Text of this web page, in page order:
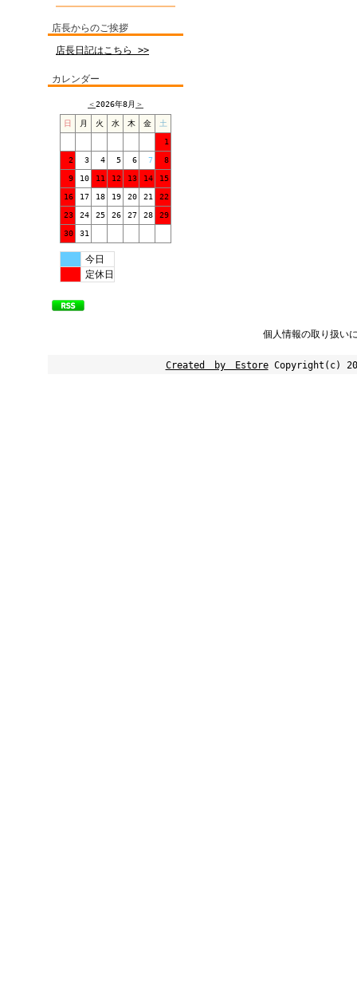
店長からのご挨拶
店長日記はこちら >>
カレンダー
＜2026年8月 ＞
日 月 火 水 木 金 土
1
2 3 4 5 6 7 8
9 10 11 12 13 14 15
16 17 18 19 20 21 22
23 24 25 26 27 28 29
30 31
今日
定休日
個人情報の取り扱い
Created by EstoreCopyright(c)